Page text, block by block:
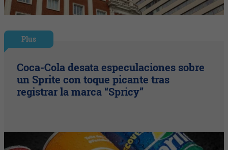
Plus
Coca-Cola desata especulaciones sobre
un Sprite con toque picante tras
registrar la marca “Spricy”